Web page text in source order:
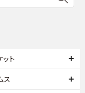
ット
ス